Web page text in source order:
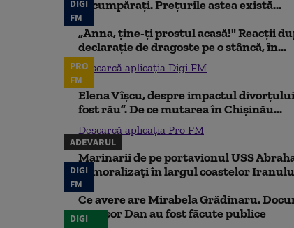
să cumpărați. Prețurile astea există...
DIGI
FM
„Anna, ţine-ţi prostul acasă!" Reacţii
declaraţie de dragoste pe o stâncă, în...
Descarcă aplicația Digi FM
PRO
FM
Elena Vîșcu, despre impactul divorțului
fost rău”. De ce mutarea în Chișinău...
Descarcă aplicația Pro FM
ADEVARUL
Marinarii de pe portavionul USS
demoralizați în largul coastelor
DIGI
FM
Ce avere are Mirabela Grădinaru.
Nicușor Dan au fost făcute publice
DIGI